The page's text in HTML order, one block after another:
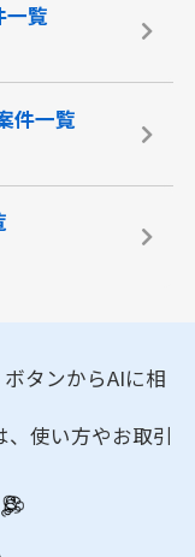
一覧
件一覧
ボタンからAIに相
、使い方やお取引